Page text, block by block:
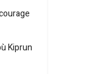
Kiprun